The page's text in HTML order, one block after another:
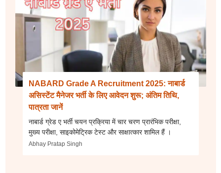
NABARD Grade A Recruitment 2025: नाबार्ड
असिस्टेंट मैनेजर भर्ती के लिए आवेदन शुरू; अंतिम तिथि,
पात्रता जानें
नाबार्ड ग्रेड ए भर्ती चयन प्रक्रिया में चार चरण प्रारंभिक परीक्षा,
मुख्य परीक्षा, साइकोमेट्रिक टेस्ट और साक्षात्कार शामिल हैं ।
Abhay Pratap Singh